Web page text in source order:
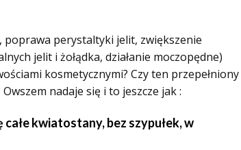
poprawa perystaltyki jelit, zwiększenie
jelit i żołądka, działanie moczopędne)
kosmetycznymi? Czy ten przepełniony
nadaje się i to jeszcze jak :
kwiatostany, bez szypułek, w